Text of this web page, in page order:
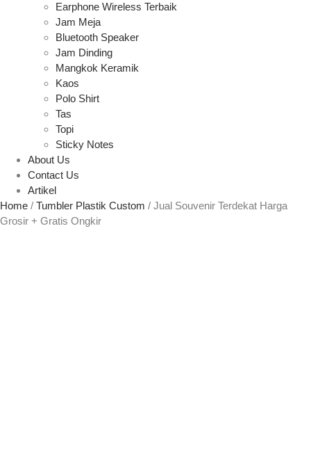
Earphone Wireless Terbaik
Jam Meja
Bluetooth Speaker
Jam Dinding
Mangkok Keramik
Kaos
Polo Shirt
Tas
Topi
Sticky Notes
About Us
Contact Us
Artikel
Home / Tumbler Plastik Custom / Jual Souvenir Terdekat Harga
Grosir + Gratis Ongkir